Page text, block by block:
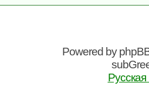
Powered by